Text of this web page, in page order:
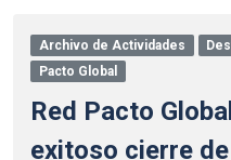
Archivo de Actividades
Pacto Global
Red Pacto
exitoso cierre